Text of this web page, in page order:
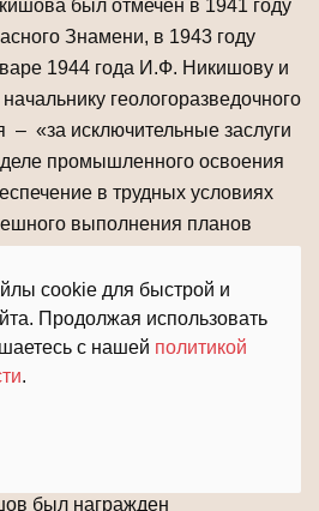
cookie для быстрой и
Продолжая использовать
с нашей политикой
.
был отмечен в 1941 году
Знамени, в 1943 году
1944 года И.Ф. Никишову и
геологоразведочного
– «за исключительные заслуги
промышленного освоения
в трудных условиях
выполнения планов
Труда. Врученная И.
«Серп и Молот» имеет №
этого звания были удостоены
реликвия была передана в
краеведческий музей
В 1945 году «за успешное
был награжден